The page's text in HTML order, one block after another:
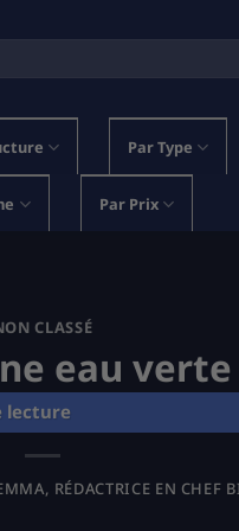
Par Type
Par Prix
CLASSÉ
eau verte
RÉDACTRICE EN CHEF